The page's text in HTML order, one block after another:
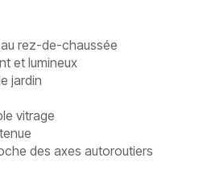
rez-de-chaussée
et lumineux
jardin
vitrage
des axes autoroutiers